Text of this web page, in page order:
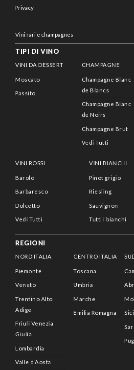
Privacy
Vini rari e champagnes
TIPI DI VINO
VINI DA DESSERT
Moscato
Passito
CHAMPAGNE
Champagne Blanc
de Blancs
Champagne Blanc
de Noirs
Champagne Brut
Vedi Tutti
VINI ROSSI
Barolo
Barbaresco
Dolcetto
Vedi Tutti
VINI BIANCHI
Pinot grigio
Riesling
Sauvignon
Tutti i bianchi
REGIONI
NORD ITALIA
Piemonte
Veneto
Trentino Alto
Adige
Friuli Venezia
Giulia
Lombardia
Valle d’Aosta
CENTRO ITALIA
Toscana
Umbria
Marche
Emilia Romagna